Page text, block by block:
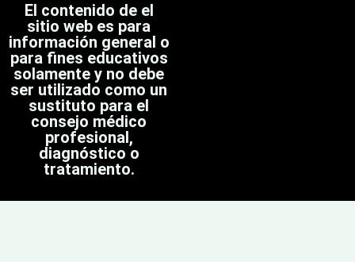
El contenido de el
sitio web es para
información general o
para fines educativos
solamente y no debe
ser utilizado como un
sustituto para el
consejo médico
profesional,
diagnóstico o
tratamiento.